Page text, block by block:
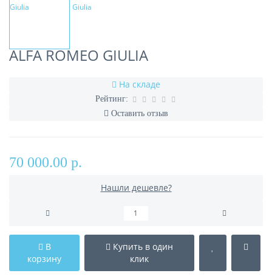
ALFA ROMEO GIULIA
На складе
Рейтинг:
Оставить отзыв
70 000.00 р.
Нашли дешевле?
В
корзину
Купить в один
клик